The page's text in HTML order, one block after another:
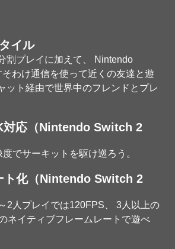
イル
割プレイに加えて、 Nintendo
わけ通信を使って近くの友達と遊
ット経由で世界中のフレンドとプレ
対応（Nintendo Switch 2
でサーキットを駆け巡ろう。
ト化（Nintendo Switch 2
2人プレイでは120FPS、 3人以上の
ネイティブフレームレートで遊べ